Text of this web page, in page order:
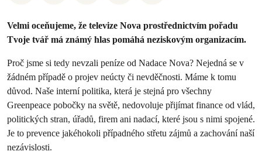
Velmi oceňujeme, že televize Nova prostřednictvím pořadu
Tvoje tvář má známý hlas pomáhá neziskovým organizacím.
Proč jsme si tedy nevzali peníze od Nadace Nova? Nejedná se v
žádném případě o projev neúcty či nevděčnosti. Máme k tomu
důvod. Naše interní politika, která je stejná pro všechny
Greenpeace pobočky na světě, nedovoluje přijímat finance od vlád,
politických stran, úřadů, firem ani nadací, které jsou s nimi spojené.
Je to prevence jakéhokoli případného střetu zájmů a zachování naší
nezávislosti.